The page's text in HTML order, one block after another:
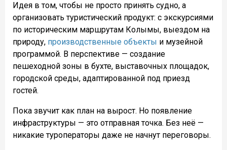
Идея в том, чтобы не просто принять судно, а
организовать туристический продукт: с экскурсиями
по историческим маршрутам Колымы, выездом на
природу, производственные объекты и музейной
программой. В перспективе — создание
пешеходной зоны в бухте, выставочных площадок,
городской среды, адаптированной под приезд
гостей.
Пока звучит как план на вырост. Но появление
инфраструктуры — это отправная точка. Без неё —
никакие туроператоры даже не начнут переговоры.